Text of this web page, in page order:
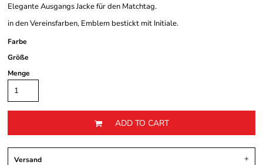
Elegante Ausgangs Jacke für den Matchtag.
in den Vereinsfarben, Emblem bestickt mit Initiale.
Farbe
Größe
Menge
ADD TO CART
Versand